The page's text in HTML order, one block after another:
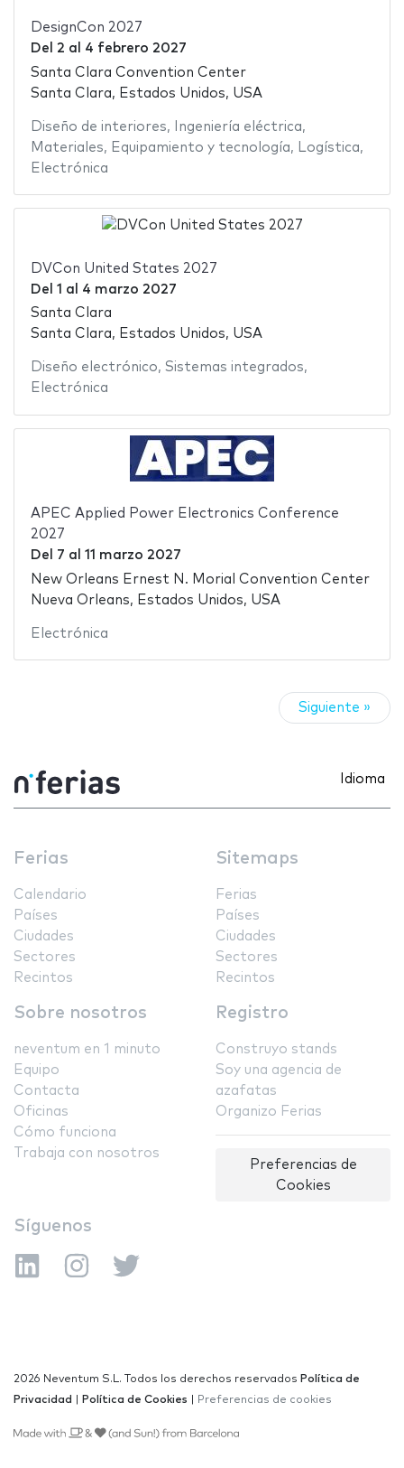
DesignCon 2027
Del 2 al 4 febrero 2027
Santa Clara Convention Center
Santa Clara, Estados Unidos, USA
Diseño de interiores, Ingeniería eléctrica,
Materiales, Equipamiento y tecnología, Logística,
Electrónica
DVCon United States 2027
Del 1 al 4 marzo 2027
Santa Clara
Santa Clara, Estados Unidos, USA
Diseño electrónico, Sistemas integrados,
Electrónica
APEC Applied Power Electronics Conference
2027
Del 7 al 11 marzo 2027
New Orleans Ernest N. Morial Convention Center
Nueva Orleans, Estados Unidos, USA
Electrónica
Siguiente »
Idioma
Ferias
Calendario
Países
Ciudades
Sectores
Recintos
Sitemaps
Ferias
Países
Ciudades
Sectores
Recintos
Sobre nosotros
neventum en 1 minuto
Equipo
Contacta
Oficinas
Cómo funciona
Trabaja con nosotros
Registro
Construyo stands
Soy una agencia de
azafatas
Organizo Ferias
Preferencias de
Cookies
Síguenos
2026 Neventum S.L. Todos los derechos reservados Política de
Privacidad
Política de Cookies Preferencias de cookies